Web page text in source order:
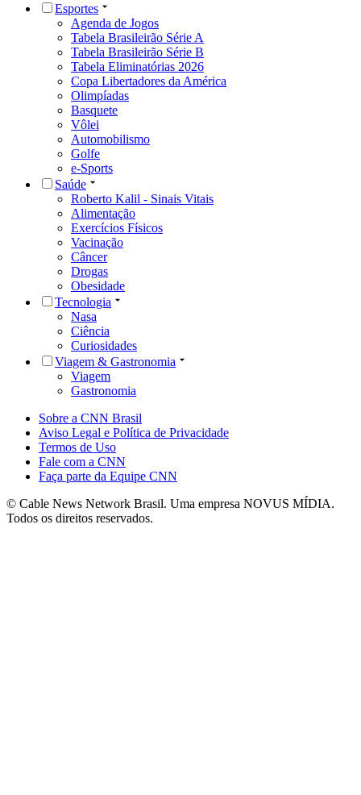
Esportes
Agenda de Jogos
Tabela Brasileirão Série A
Tabela Brasileirão Série B
Tabela Eliminatórias 2026
Copa Libertadores da América
Olimpíadas
Basquete
Vôlei
Automobilismo
Golfe
e-Sports
Saúde
Roberto Kalil - Sinais Vitais
Alimentação
Exercícios Físicos
Vacinação
Câncer
Drogas
Obesidade
Tecnologia
Nasa
Ciência
Curiosidades
Viagem & Gastronomia
Viagem
Gastronomia
Sobre a CNN Brasil
Aviso Legal e Política de Privacidade
Termos de Uso
Fale com a CNN
Faça parte da Equipe CNN
© Cable News Network Brasil. Uma empresa NOVUS MÍDIA.
Todos os direitos reservados.